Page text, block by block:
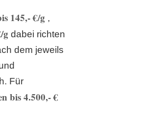
145,- €/g,
gdabei richten
dem jeweils
Für
bis 4.500,- €